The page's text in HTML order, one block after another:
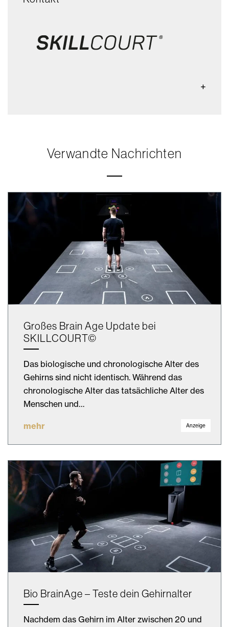
Verwandte Nachrichten
Großes Brain Age Update bei
SKILLCOURT©
Das biologische und chronologische Alter des
Gehirns sind nicht identisch. Während das
chronologische Alter das tatsächliche Alter des
Menschen und…
mehr Anzeige
Bio BrainAge – Teste dein Gehirnalter
Nachdem das Gehirn im Alter zwischen 20 und